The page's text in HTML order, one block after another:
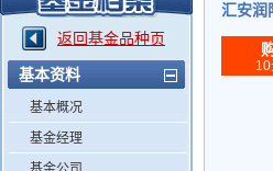
返回基金品种页
基本资料
基本概况
基金经理
汇安润